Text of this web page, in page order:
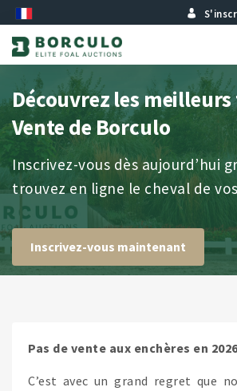
Découvrez les
Vente de Borculo
Inscrivez-vous dès aujourd’hui
trouvez en ligne le cheval de
Inscrivez-vous maintenant
Pas de vente aux enchères en
C’est avec un grand regret que